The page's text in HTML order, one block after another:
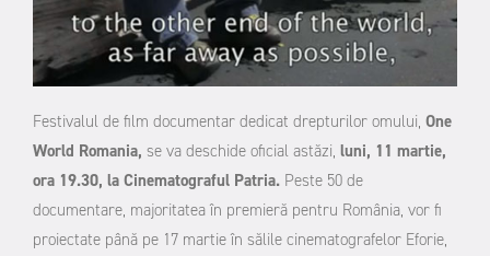
Festivalul de film documentar dedicat drepturilor omului, One
World Romania, se va deschide oficial astăzi, luni, 11 martie,
ora 19.30, la Cinematograful Patria. Peste 50 de
documentare, majoritatea în premieră pentru România, vor fi
proiectate până pe 17 martie în sălile cinematografelor Eforie,